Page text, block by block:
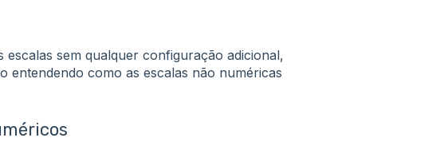
sem qualquer configuração adicional,
entendendo como as escalas não numéricas